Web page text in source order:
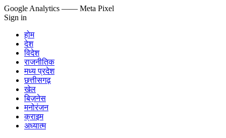
Google Analytics —— Meta Pixel
Sign in
होम
देश
विदेश
राजनीतिक
मध्य प्रदेश
छत्तीसगढ़
खेल
बिज़नेस
मनोरंजन
क्राइम
अध्यात्म